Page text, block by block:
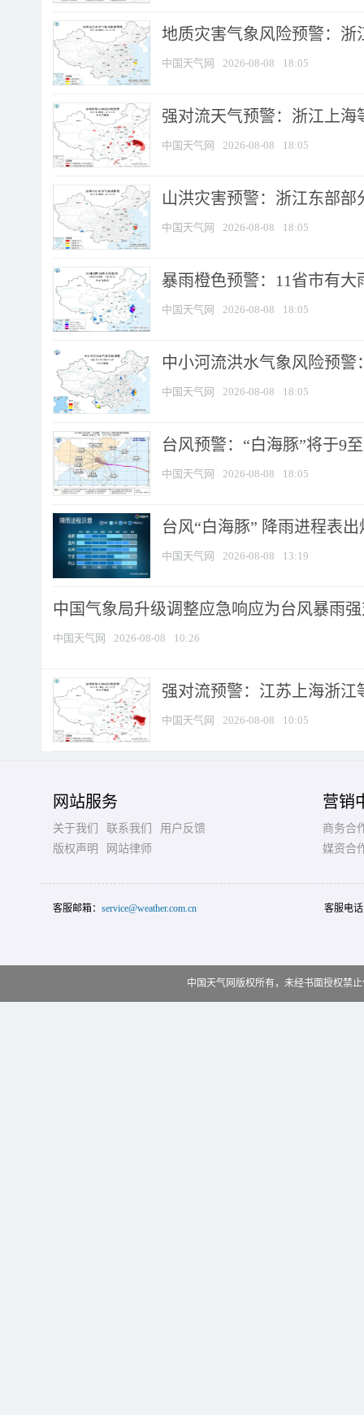
地质灾害气象风险预警：
中国天气网 2026-08-08 18:05
强对流天气预警：浙江上海
中国天气网 2026-08-08 18:05
山洪灾害预警：浙江东部
中国天气网 2026-08-08 18:05
暴雨橙色预警：11省市有
中国天气网 2026-08-08 18:05
中小河流洪水气象风险预
中国天气网 2026-08-08 18:05
台风预警：“白海豚”将于9
中国天气网 2026-08-08 18:05
台风“白海豚” 降雨进程表
中国天气网 2026-08-08 13:19
中国气象局升级调整应急响应为台风暴雨
中国天气网 2026-08-08 10:26
强对流预警：江苏上海浙江
中国天气网 2026-08-08 10:05
网站服务
关于我们 联系我们
用户反馈
版权声明
网站律师
营销
商务合
媒资合
客服邮箱： service@weather.com.cn 客服电
中国天气网版权所有，未经书面授权